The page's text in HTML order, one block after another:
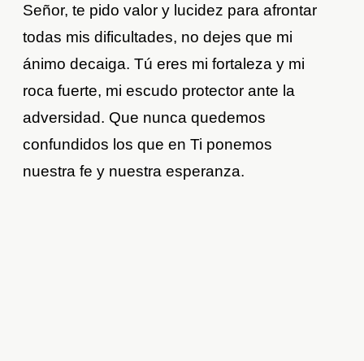
Señor, te pido valor y lucidez para afrontar
todas mis dificultades, no dejes que mi
ánimo decaiga. Tú eres mi fortaleza y mi
roca fuerte, mi escudo protector ante la
adversidad. Que nunca quedemos
confundidos los que en Ti ponemos
nuestra fe y nuestra esperanza.